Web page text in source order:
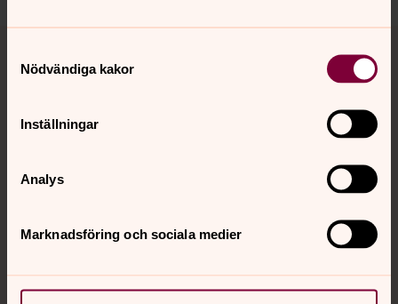
Nödvändiga kakor
Inställningar
Analys
Marknadsföring och sociala medier
Tillbaka till toppen
Tillbaka till innehållet
Kontakt
Kalender